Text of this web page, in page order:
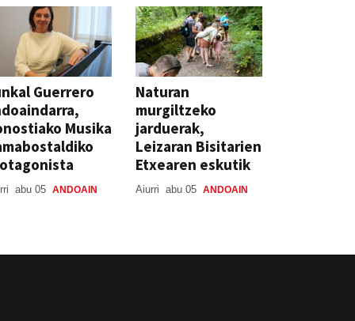
Guerrero
Musika
abu 05 ANDOAIN
Naturan
murgiltzeko
jarduerak,
Leizaran Bisitarien
Etxearen eskutik
Aiurri abu 05 ANDOAIN